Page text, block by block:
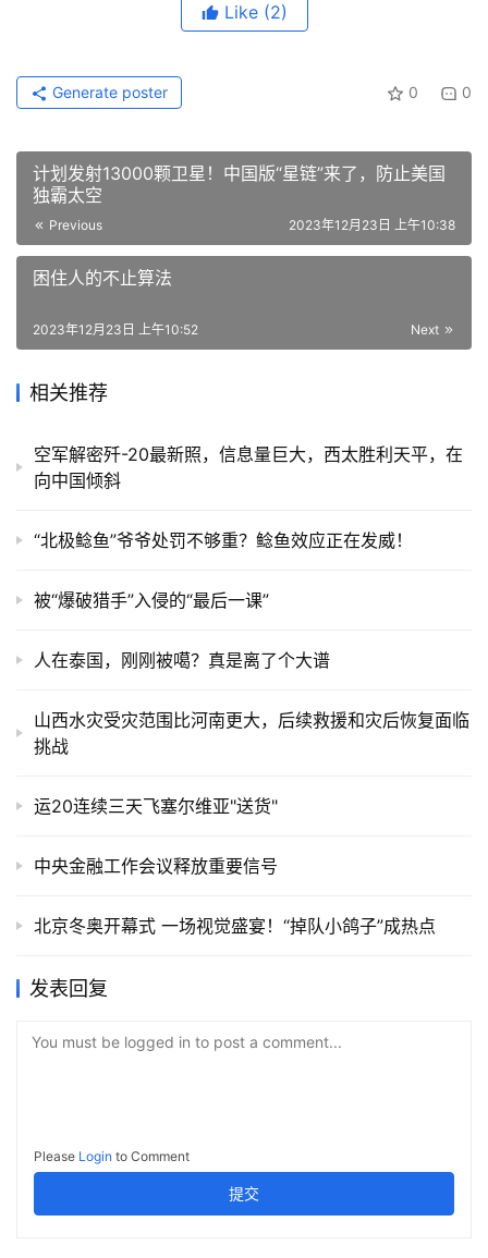
Like (2)
0 0
Generate poster
计划发射13000颗卫星！中国版“星链”来了，防止美国
独霸太空
Previous 2023年12月23日 上午10:38
困住人的不止算法
Next
2023年12月23日 上午10:52
相关推荐
空军解密歼-20最新照，信息量巨大，西太胜利天平，在
向中国倾斜
“北极鲶鱼”爷爷处罚不够重？鲶鱼效应正在发威！
被“爆破猎手”入侵的“最后一课”
人在泰国，刚刚被噶？真是离了个大谱
山西水灾受灾范围比河南更大，后续救援和灾后恢复面临
挑战
运20连续三天飞塞尔维亚"送货"
中央金融工作会议释放重要信号
北京冬奥开幕式 一场视觉盛宴！“掉队小鸽子”成热点
发表回复
You must be logged in to post a comment...
Please Login to Comment
提交